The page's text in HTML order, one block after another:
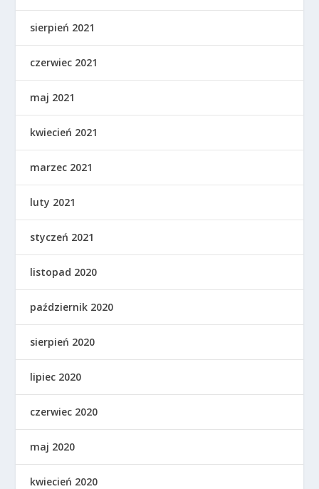
sierpień 2021
czerwiec 2021
maj 2021
kwiecień 2021
marzec 2021
luty 2021
styczeń 2021
listopad 2020
październik 2020
sierpień 2020
lipiec 2020
czerwiec 2020
maj 2020
kwiecień 2020